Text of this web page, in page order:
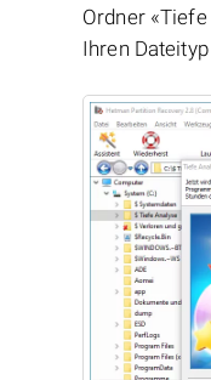
Ordner
Ihren Dateityp